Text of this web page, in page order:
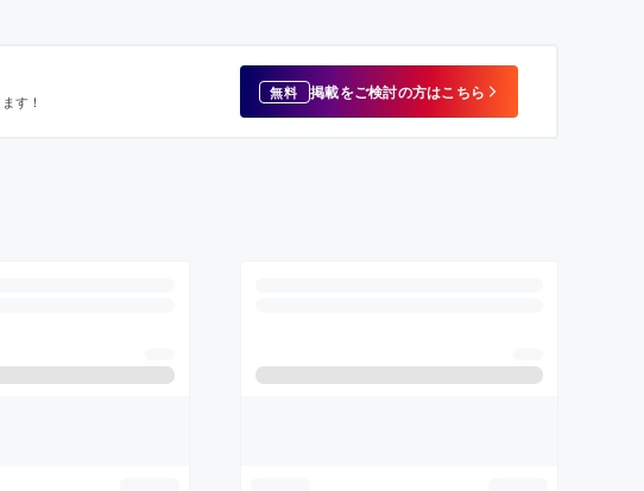
す！ 無料 掲載をご検討の方はこちら